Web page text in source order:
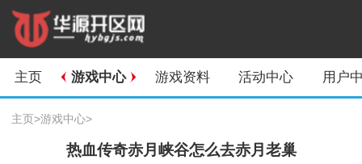
主页 游戏中心 游戏资料 活动中心 用户
主页>游戏中心>
热血传奇赤月峡谷怎么去赤月老巢